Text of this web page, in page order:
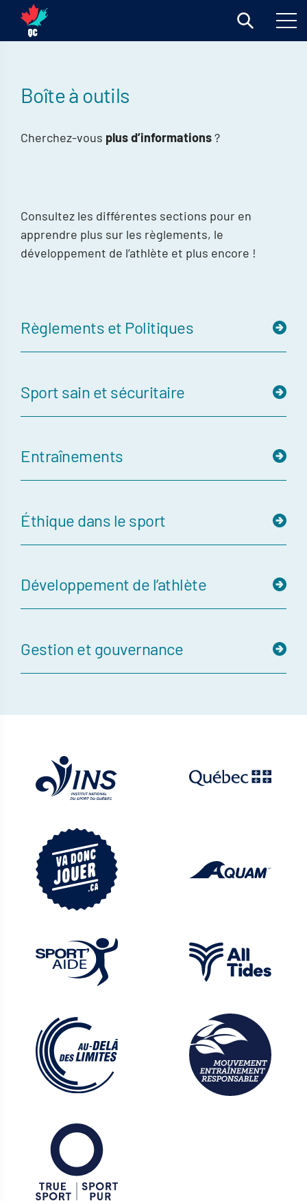
Boîte à outils
Cherchez-vous plus d’informations?
Consultez les différentes sections pour en
apprendre plus sur les règlements, le
développement de l’athlète et plus encore !
Règlements et Politiques
Sport sain et sécuritaire
Entraînements
Éthique dans le sport
Développement de l’athlète
Gestion et gouvernance